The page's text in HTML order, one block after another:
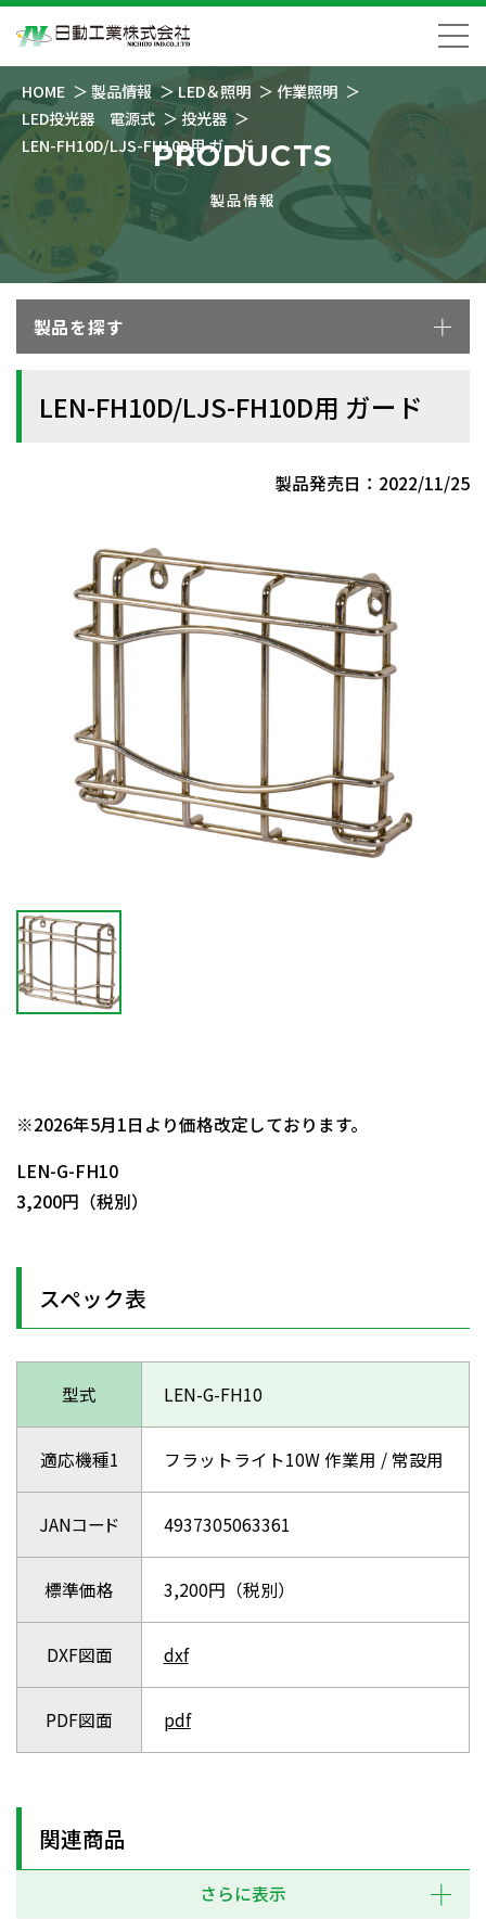
HOME 製品情報 LED＆照明
作業照明
LED投光器 電源式
投光器
LEN-FH10D/LJS-FH10D用 ガード
PRODUCTS
製品情報
製品を探す
LEN-FH10D/LJS-FH10D用 ガード
製品発売日：2022/11/25
※2026年5月1日より価格改定しております。
LEN-G-FH10
3,200円（税別）
スペック表
型式 LEN-G-FH10
適応機種1 フラットライト10W 作業用 / 常設用
JANコード 4937305063361
標準価格 3,200円（税別）
DXF図面 dxf
PDF図面 pdf
関連商品
さらに表示